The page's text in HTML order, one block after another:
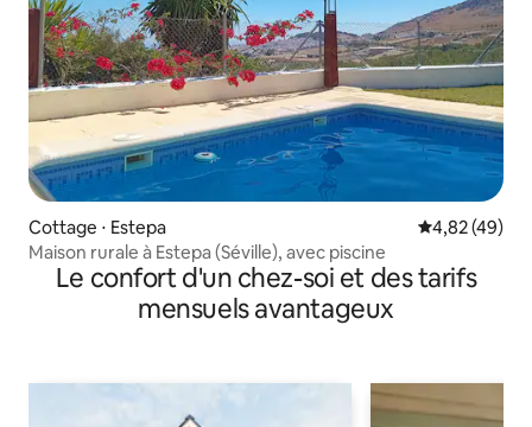
Cottage ⋅ Estepa Évaluation
4,82 (49)
Maison rurale à Estepa (Séville), avec piscine
Le confort d'un chez-soi et des tarifs
mensuels avantageux